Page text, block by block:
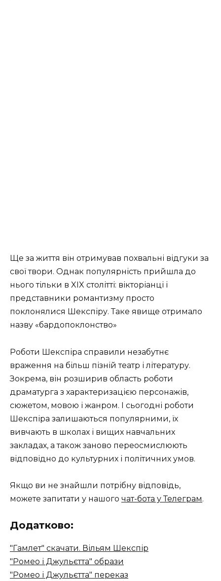
Ще за життя він отримував похвальні відгуки за
свої твори. Однак популярність прийшла до
нього тільки в XIX столітті: вікторіанці і
представники романтизму просто
поклонялися Шекспіру. Таке явище отримало
назву «бардопоклонство»
Роботи Шекспіра справили незабутнє
враження на більш пізній театр і літературу.
Зокрема, він розширив область роботи
драматурга з характеризацією персонажів,
сюжетом, мовою і жанром. І сьогодні роботи
Шекспіра залишаються популярними, їх
вивчають в школах і вищих навчальних
закладах, а також заново переосмислюють
відповідно до культурних і політичних умов.
Якщо ви не знайшли потрібну відповідь,
можете запитати у нашого чат-бота у Телеграм.
Додатково:
"Гамлет" скачати. Вільям Шекспір
"Ромео і Джульєтта" образи
"Ромео і Джульєтта" переказ